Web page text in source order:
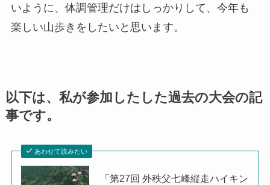
いように、体調管理だけはしっかりして、今年も
楽しい山歩きをしたいと思います。
以下は、私が参加したした過去の大会の記
事です。
あわせて読みたい
「第27回 外秩父七峰縦走ハイキン